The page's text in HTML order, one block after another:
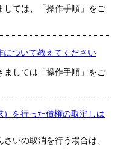
しては、「操作手順」をご
ついて教えてください
ましては「操作手順」をご
を行った債権の取消しは
いの取消を行う場合は、